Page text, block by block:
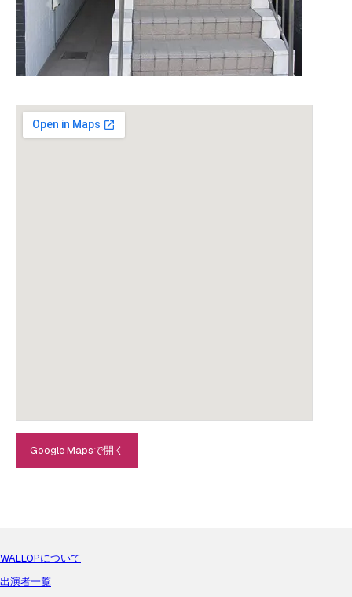
Google Mapsで開く
WALLOPについて
出演者一覧